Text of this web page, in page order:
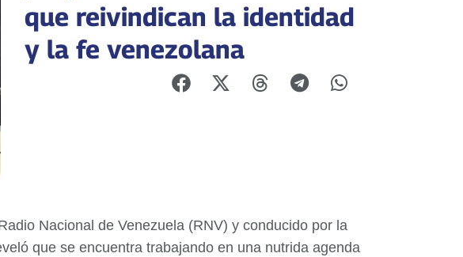
que reivindican la identidad
y la fe venezolana
Nacional de Venezuela (RNV) y conducido por la
que se encuentra trabajando en una nutrida agenda